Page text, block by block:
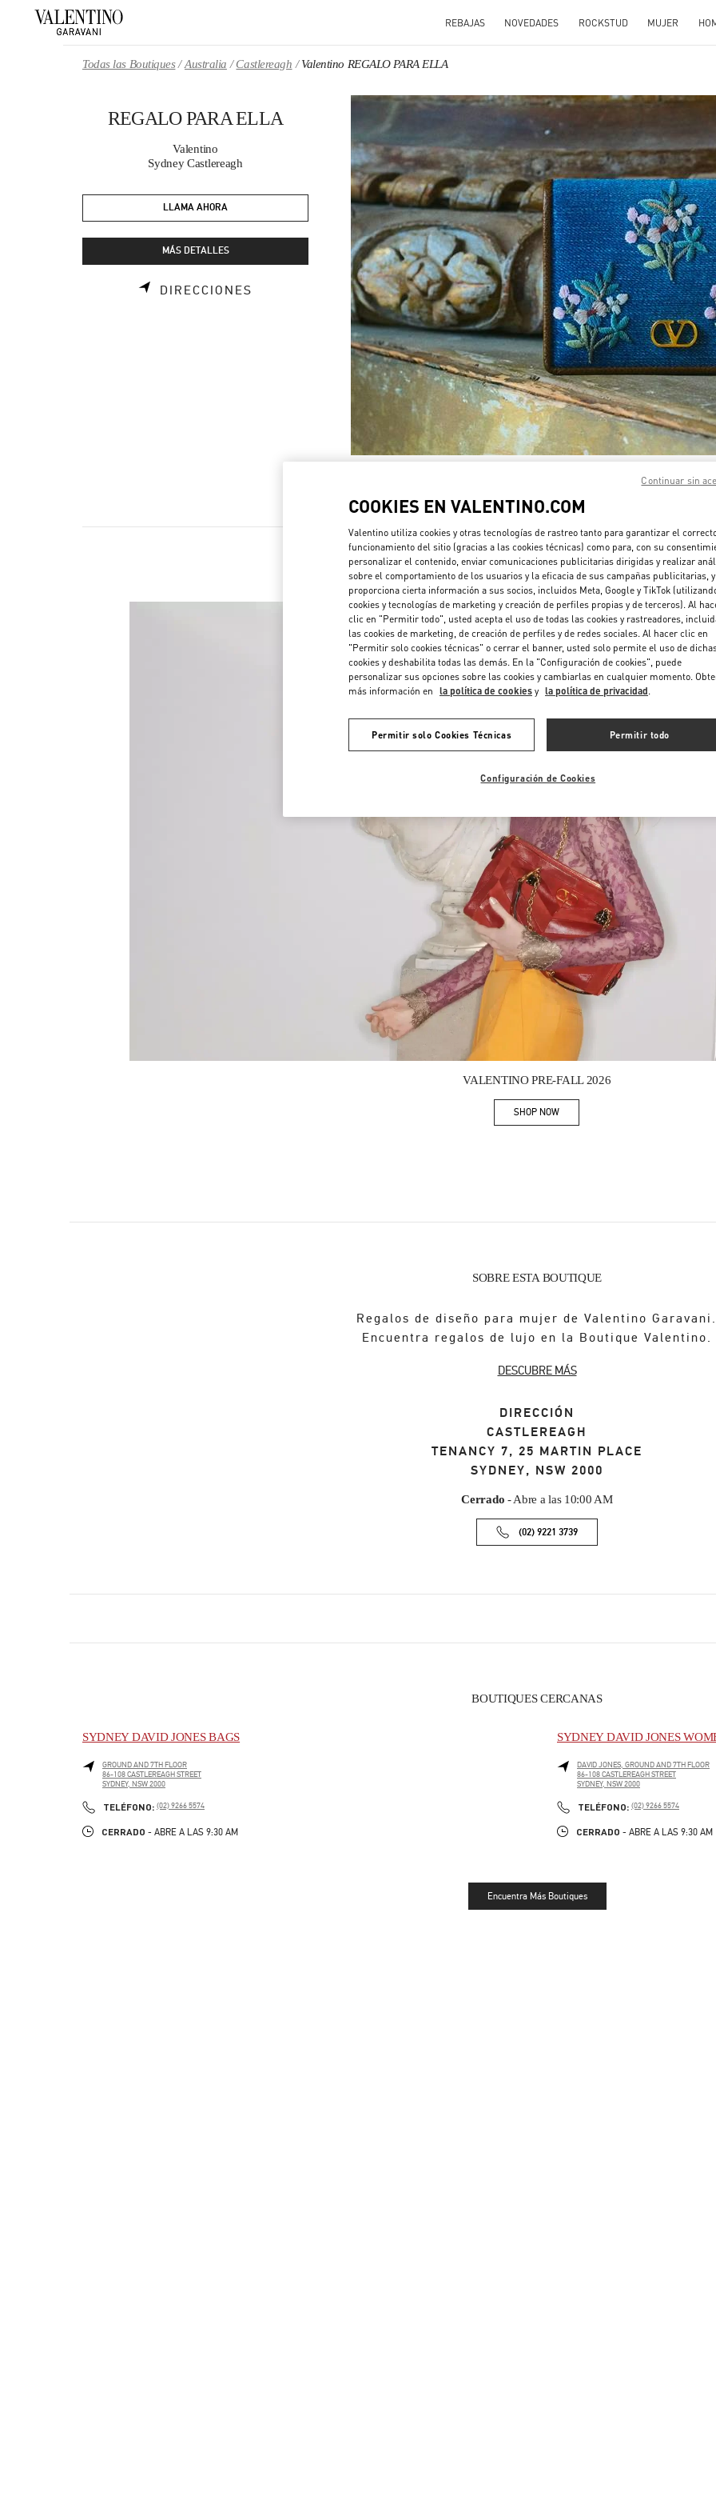
REBAJAS NOVEDADES ROCKSTUD MUJER
Todas las Boutiques Australia Castlereagh Valentino REGALO PARA ELLA
REGALO PARA ELLA
Valentino
Sydney Castlereagh
LLAMA AHORA
MÁS DETALLES
DIRECCIONES LINK OPENS IN NEW TAB
DESCUBRE MÁS
Link
New arrivals in Valentino Boutique - Sydney Castlereagh
VALENTINO PRE-FALL 2026
SHOP NOWLink Opens in New Tab
SOBRE ESTA BOUTIQUE
Regalos de diseño para mujer de Valentino Garavani.
Encuentra regalos de lujo en la Boutique Valentino.
DESCUBRE MÁS
DIRECCIÓN
CASTLEREAGH
TENANCY 7, 25 MARTIN PLACE
SYDNEY, NSW 2000
Cerrado - Abre a las 10:00 AM
(02) 9221 3739
BOUTIQUES CERCANAS
SYDNEY DAVID JONES BAGS
GROUND AND 7TH FLOOR
86-108 CASTLEREAGH STREET
SYDNEY, NSW2000
TELÉFONO: PHONE
(02) 9266 5574
CERRADO - ABRE A LAS 9:30 AM
SYDNEY DAVID JONES
DAVID JONES, GROUND AND 7TH FLOOR
86-108 CASTLEREAGH STREET
SYDNEY, NSW2000
TELÉFONO: PHONE
(02) 9266 5574
CERRADO - ABRE A LAS 9:30 AM
Encuentra Más Boutiques
COOKIES EN VALENTINO.COM
Valentino utiliza cookies y otras tecnologías de rastreo tanto para garantizar el
funcionamiento del sitio (gracias a las cookies técnicas) como para, con su
personalizar el contenido, enviar comunicaciones publicitarias dirigidas y realizar
sobre el comportamiento de los usuarios y la eficacia de sus campañas publicitarias,
proporciona cierta información a sus socios, incluidos Meta, Google y TikTok
cookies y tecnologías de marketing y creación de perfiles propias y de terceros). Al
clic en "Permitir todo", usted acepta el uso de todas las cookies y rastreadores,
las cookies de marketing, de creación de perfiles y de redes sociales. Al hacer clic en
"Permitir solo cookies técnicas" o cerrar el banner, usted solo permite el uso de
cookies y deshabilita todas las demás. En la "Configuración de cookies", puede
personalizar sus opciones sobre las cookies y cambiarlas en cualquier momento.
más información en la política de cookies y la política de privacidad.
Permitir solo Cookies Técnicas Permitir todo
Configuración de Cookies
Continuar sin